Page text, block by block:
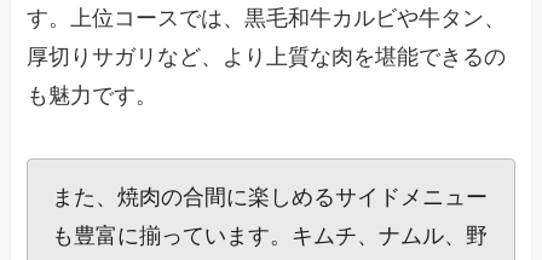
す。上位コースでは、黒毛和牛カルビや牛タン、
厚切りサガリなど、より上質な肉を堪能できるの
も魅力です。
また、焼肉の合間に楽しめるサイドメニュー
も豊富に揃っています。キムチ、ナムル、野